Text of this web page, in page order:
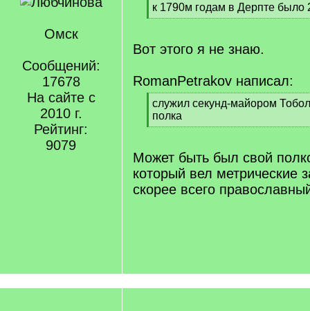
Омск
Сообщений:
17678
На сайте с
2010 г.
Рейтинг:
9079
[
q
к 1790м годам в Дерпте было
[
q
]
Вот этого я не знаю.
RomanPetrakov написал:
[
q
]
служил секунд-майором
полка
[
q
]
Может быть был свой
который вел метрические
скорее всего